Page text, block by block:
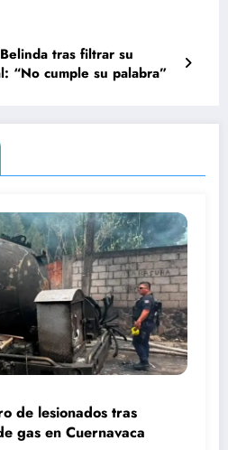
tras filtrar su
“No cumple su palabra”
de lesionados tras
gas en Cuernavaca